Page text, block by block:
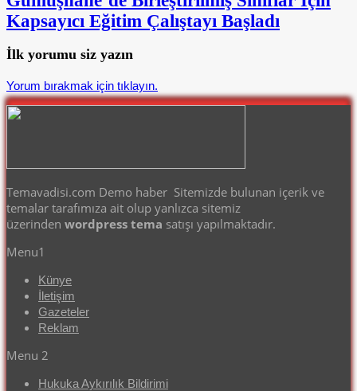
Kapsayıcı Eğitim Çalıştayı Başladı
İlk yorumu siz yazın
Yorum bırakmak için tıklayın.
Temavadisi.com Demo haber Sitemizde bulunan içerik ve
temalar tarafımıza ait olup yanlızca sitemiz
üzerinden wordpress tema satışı yapılmaktadır.
Menu1
Künye
İletişim
Gazeteler
Reklam
Menu 2
Hukuka Aykırılık Bildirimi